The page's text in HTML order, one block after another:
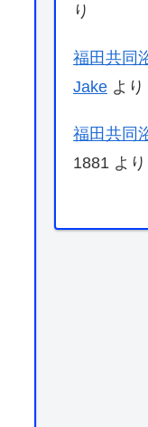
り
福田共同
Jake より
福田共同
1881 より